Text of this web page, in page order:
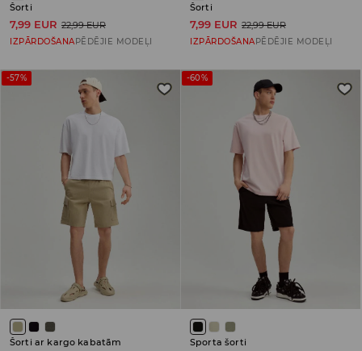
Šorti
7,99 EUR 22,99 EUR
IZPĀRDOŠANAPĒDĒJIE MODEĻI
Šorti
7,99 EUR 22,99 EUR
IZPĀRDOŠANAPĒDĒJIE MODEĻI
-57%
Šorti ar kargo kabatām
-60%
Sporta šorti